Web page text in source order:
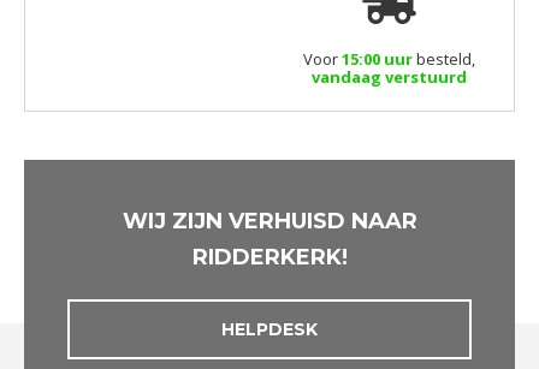
Voor15:00 uurbesteld,
vandaag verstuurd
WIJ ZIJN VERHUISD NAAR
RIDDERKERK!
HELPDESK